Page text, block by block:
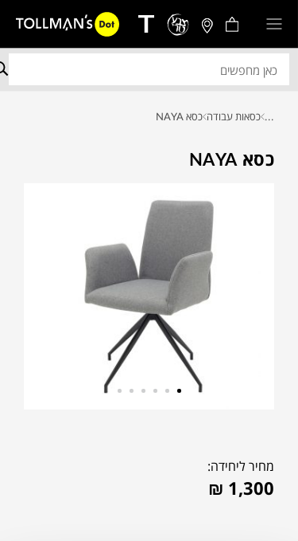
... כסאות עבודה כסא NAYA
כסא NAYA
מחיר ליחידה:
₪ 1,300